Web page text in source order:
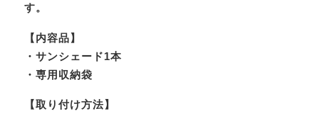
す。
【内容品】
・サンシェード1本
・専用収納袋
【取り付け方法】